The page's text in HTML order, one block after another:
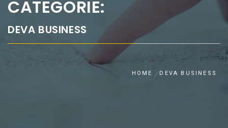
CATEGORIE:
DEVA BUSINESS
HOME DEVA BUSINESS